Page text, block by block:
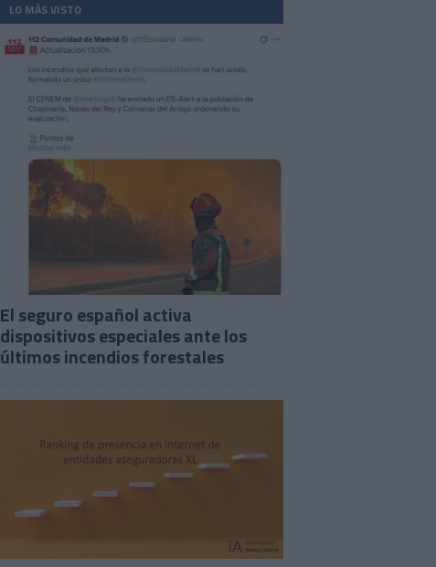
LO MÁS VISTO
El seguro español activa
dispositivos especiales ante los
últimos incendios forestales